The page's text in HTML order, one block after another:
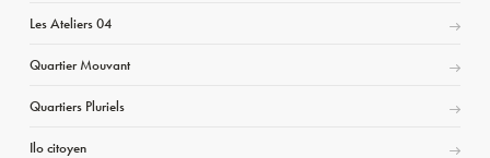
Les Ateliers 04
Quartier Mouvant
Quartiers Pluriels
Ilo citoyen